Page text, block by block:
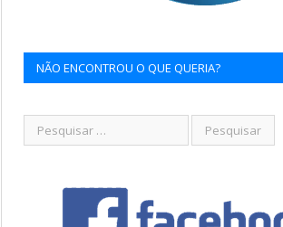
NÃO ENCONTROU O QUE QUERIA?